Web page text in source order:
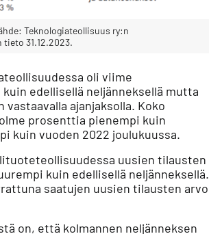
Teknologiateollisuus ry:n
31.12.2023.
oli viime
edellisellä neljänneksellä mutta
ajanjaksolla. Koko
prosenttia pienempi kuin
kuin vuoden 2022 joulukuussa.
uusien tilausten
kuin edellisellä neljänneksellä.
saatujen uusien tilausten arvo
on, että kolmannen neljänneksen